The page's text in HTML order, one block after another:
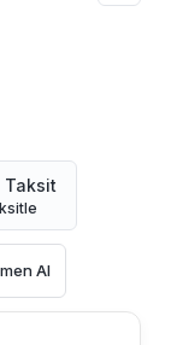
Taksit
Al